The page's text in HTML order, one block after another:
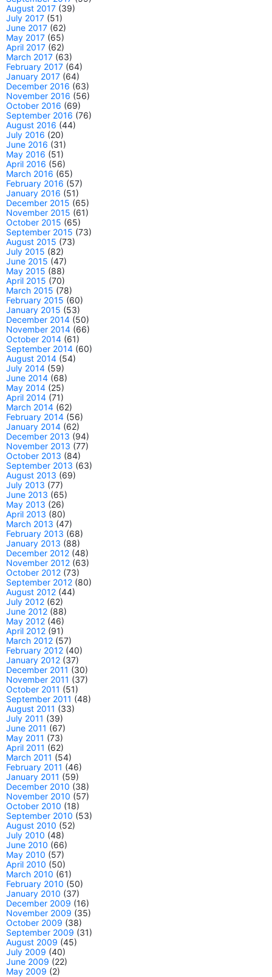
August 2017 (39)
July 2017 (51)
June 2017 (62)
May 2017 (65)
April 2017 (62)
March 2017 (63)
February 2017 (64)
January 2017 (64)
December 2016 (63)
November 2016 (56)
October 2016 (69)
September 2016 (76)
August 2016 (44)
July 2016 (20)
June 2016 (31)
May 2016 (51)
April 2016 (56)
March 2016 (65)
February 2016 (57)
January 2016 (51)
December 2015 (65)
November 2015 (61)
October 2015 (65)
September 2015 (73)
August 2015 (73)
July 2015 (82)
June 2015 (47)
May 2015 (88)
April 2015 (70)
March 2015 (78)
February 2015 (60)
January 2015 (53)
December 2014 (50)
November 2014 (66)
October 2014 (61)
September 2014 (60)
August 2014 (54)
July 2014 (59)
June 2014 (68)
May 2014 (25)
April 2014 (71)
March 2014 (62)
February 2014 (56)
January 2014 (62)
December 2013 (94)
November 2013 (77)
October 2013 (84)
September 2013 (63)
August 2013 (69)
July 2013 (77)
June 2013 (65)
May 2013 (26)
April 2013 (80)
March 2013 (47)
February 2013 (68)
January 2013 (88)
December 2012 (48)
November 2012 (63)
October 2012 (73)
September 2012 (80)
August 2012 (44)
July 2012 (62)
June 2012 (88)
May 2012 (46)
April 2012 (91)
March 2012 (57)
February 2012 (40)
January 2012 (37)
December 2011 (30)
November 2011 (37)
October 2011 (51)
September 2011 (48)
August 2011 (33)
July 2011 (39)
June 2011 (67)
May 2011 (73)
April 2011 (62)
March 2011 (54)
February 2011 (46)
January 2011 (59)
December 2010 (38)
November 2010 (57)
October 2010 (18)
September 2010 (53)
August 2010 (52)
July 2010 (48)
June 2010 (66)
May 2010 (57)
April 2010 (50)
March 2010 (61)
February 2010 (50)
January 2010 (37)
December 2009 (16)
November 2009 (35)
October 2009 (38)
September 2009 (31)
August 2009 (45)
July 2009 (40)
June 2009 (22)
May 2009 (2)